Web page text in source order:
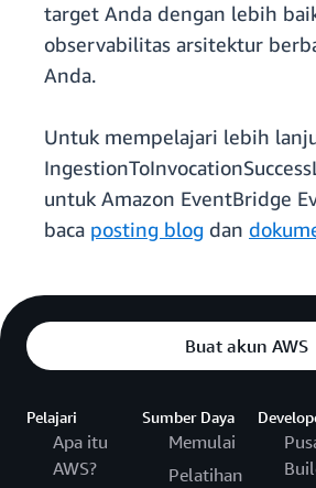
target Anda dengan lebih
observabilitas arsitektur
Anda.
Untuk mempelajari lebih
untuk Amazon EventBridge
baca posting blog dan
Buat akun AWS
Pelajari
Apa itu
AWS?
Sumber Daya
Memulai
Pelatihan